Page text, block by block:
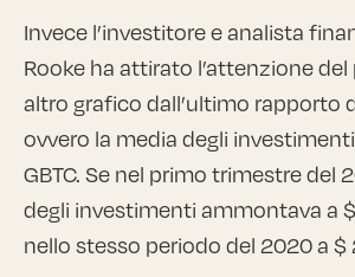
Invece l’investitore e analista
Rooke ha attirato l’attenzione
altro grafico dall’ultimo rapporto
ovvero la media degli
GBTC. Se nel primo trimestre del
degli investimenti ammontava a
nello stesso periodo del 2020 a $